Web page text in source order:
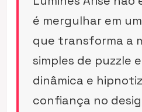
é mergulhar em
que transforma a
simples de puzzle
dinâmica e
confiança no